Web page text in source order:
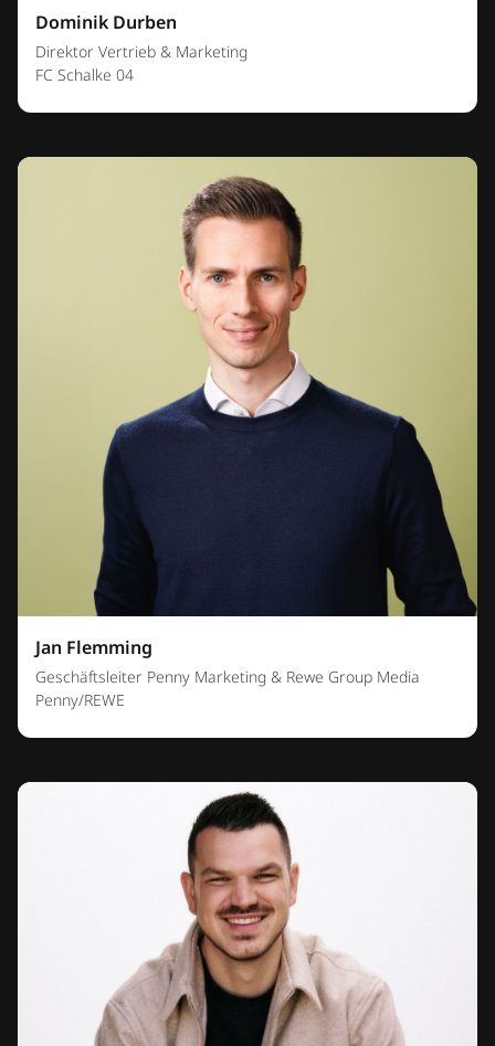
Dominik Durben
Direktor Vertrieb & Marketing
FC Schalke 04
Jan Flemming
Geschäftsleiter Penny Marketing & Rewe Group Media
Penny/REWE